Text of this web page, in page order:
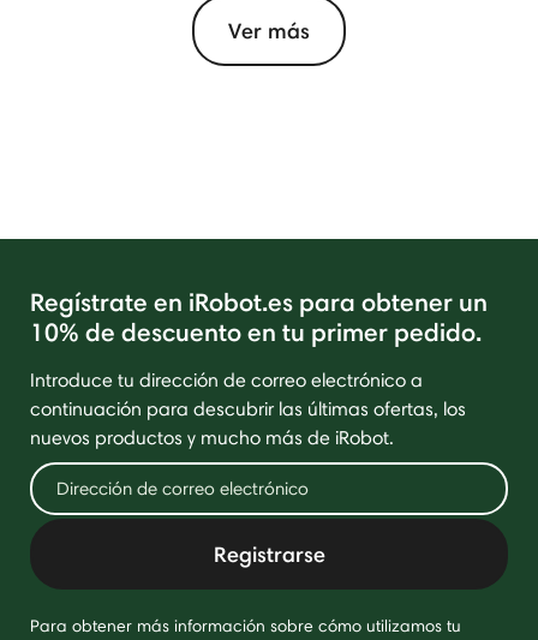
Ver más
Regístrate en iRobot.es para obtener un
10% de descuento en tu primer pedido.
Introduce tu dirección de correo electrónico a
continuación para descubrir las últimas ofertas, los
nuevos productos y mucho más de iRobot.
Registrarse
Para obtener más información sobre cómo utilizamos tu